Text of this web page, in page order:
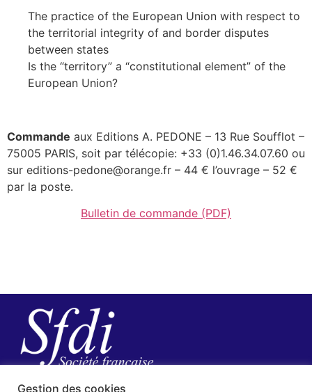
The practice of the European Union with respect to
the territorial integrity of and border disputes
between states
Is the “territory” a “constitutional element” of the
European Union?
Commande aux Editions A. PEDONE – 13 Rue Soufflot –
75005 PARIS, soit par télécopie: +33 (0)1.46.34.07.60 ou
sur editions-pedone@orange.fr – 44 € l’ouvrage – 52 €
par la poste.
Bulletin de commande (PDF)
Gestion des cookies